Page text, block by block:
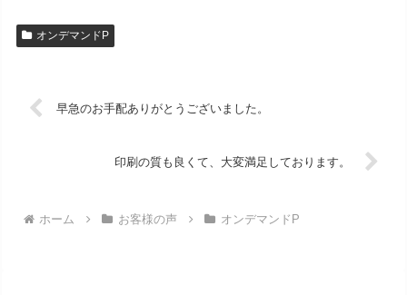
オンデマンドP
早急のお手配ありがとうございました。
印刷の質も良くて、大変満足しております。
ホーム お客様の声 オンデマンドP